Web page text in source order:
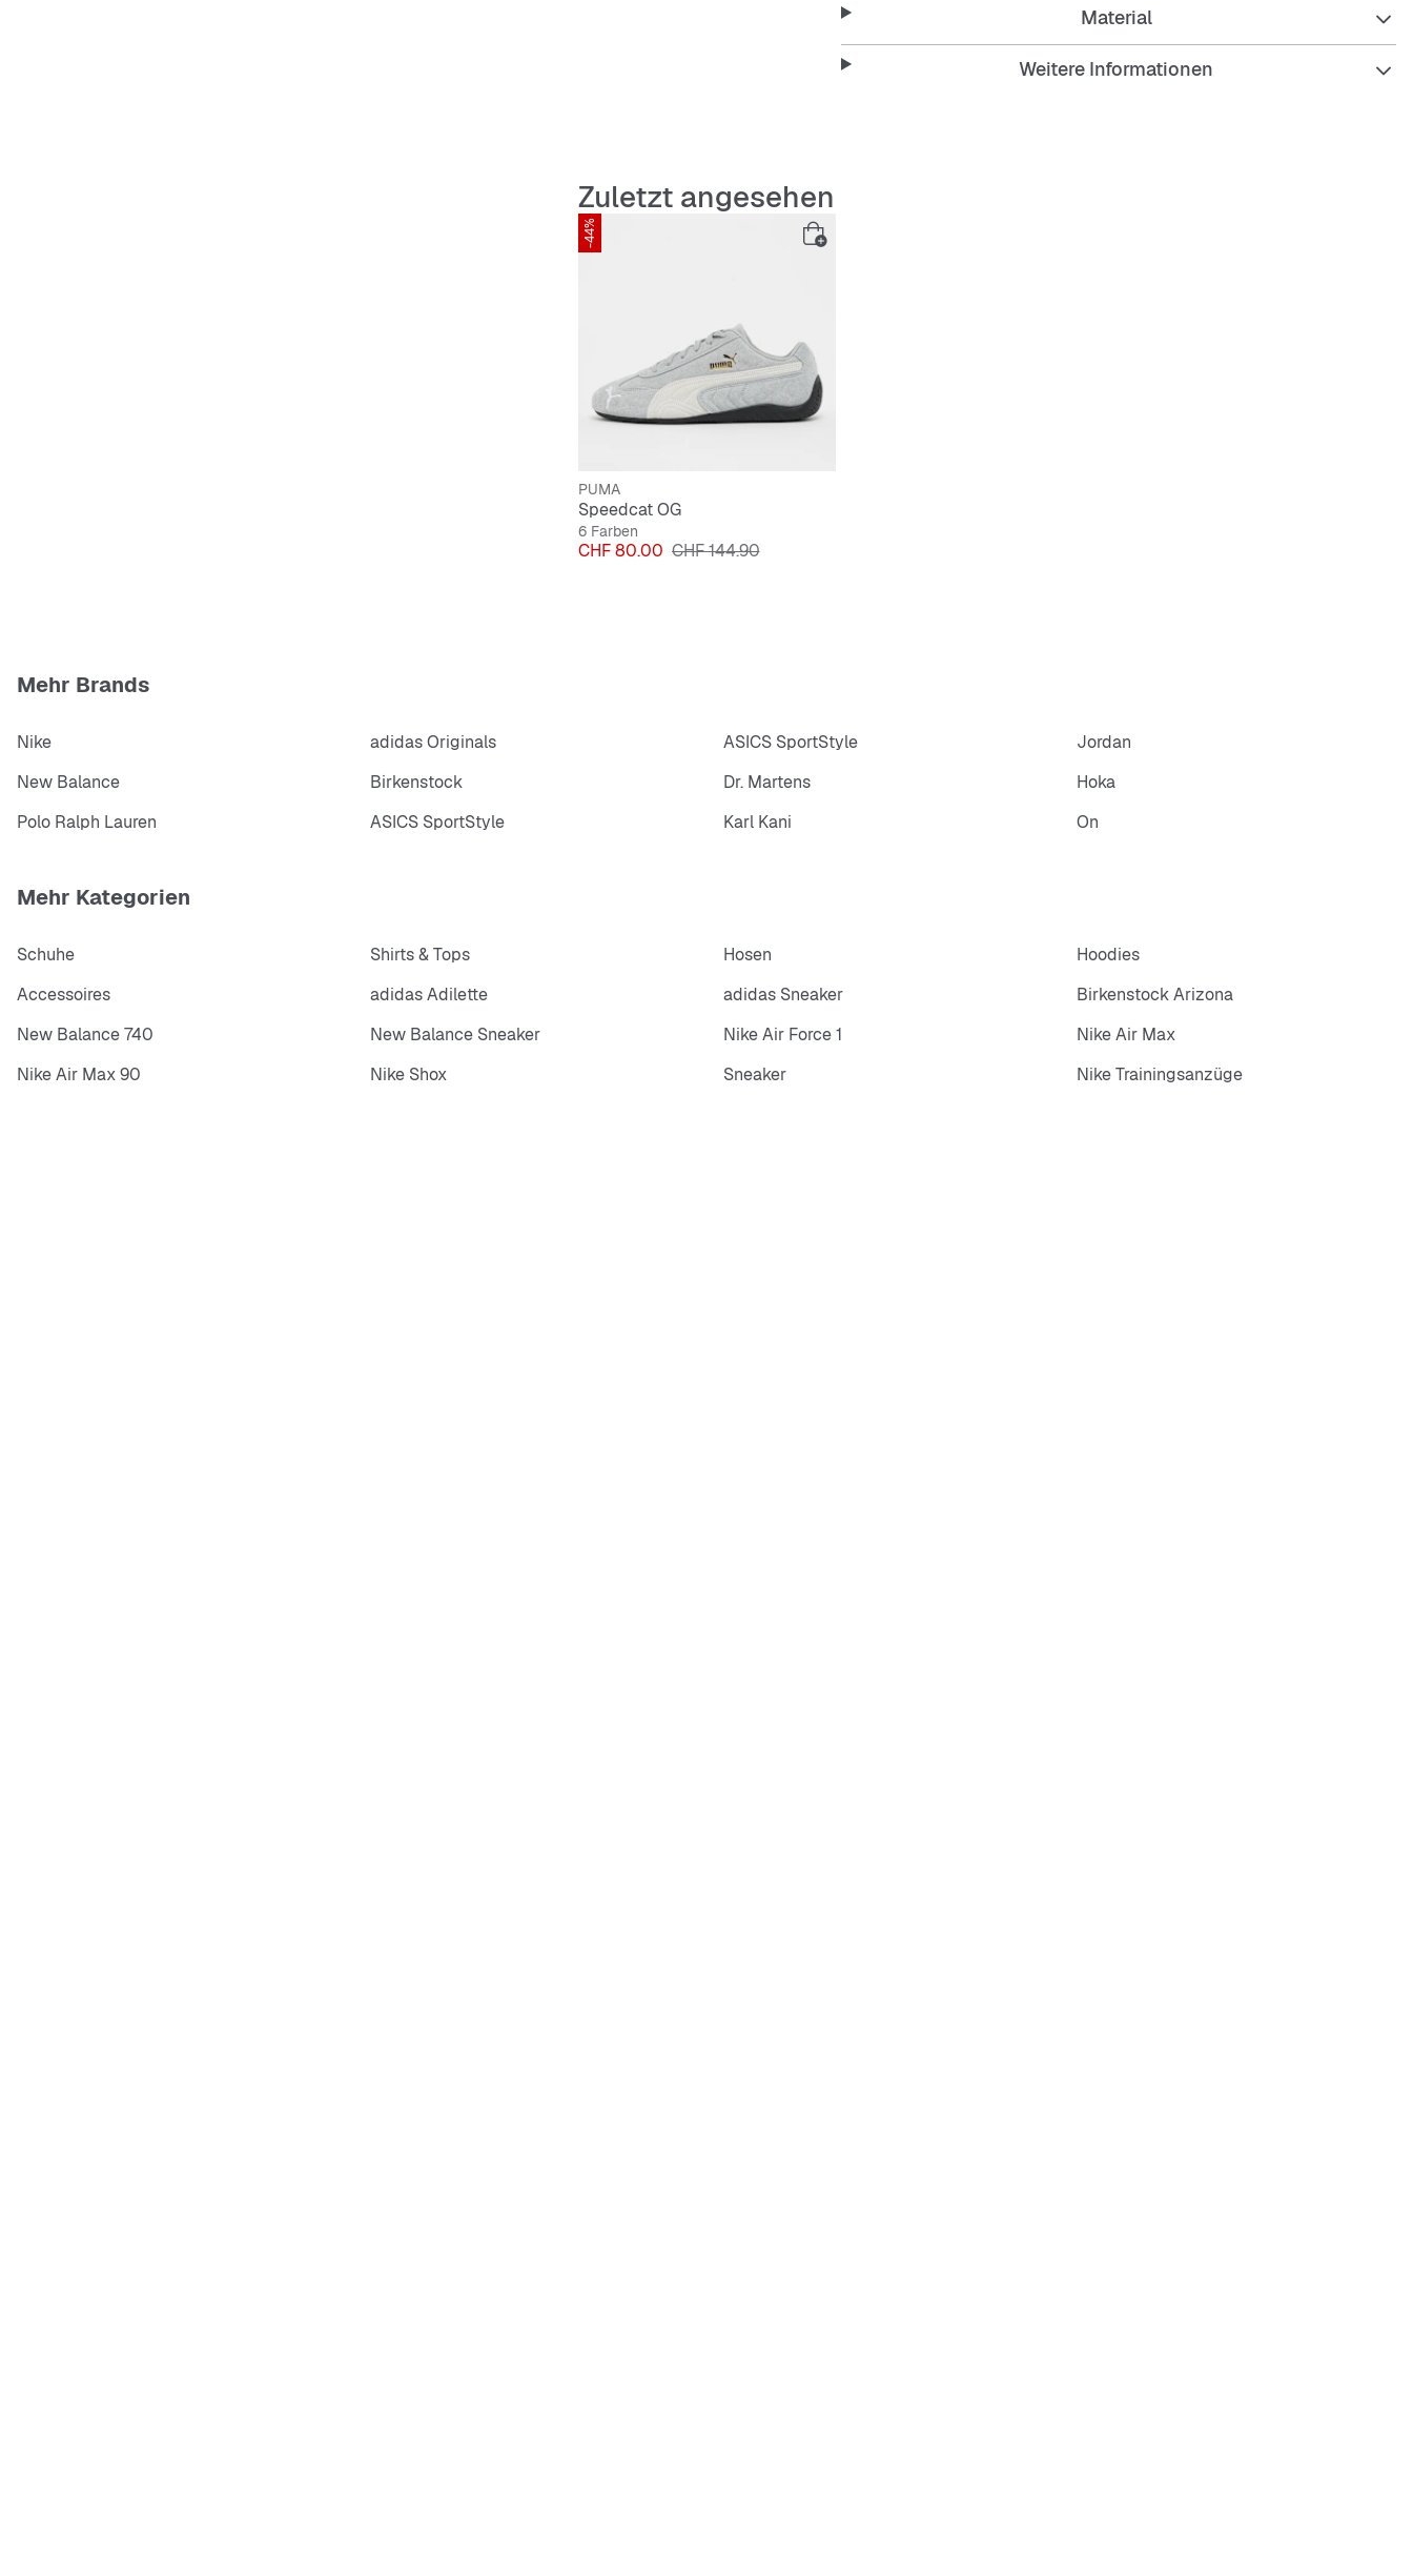
Features: Material
Weitere Informationen
Zuletzt angesehen
-44%
PUMA
Speedcat OG
6 Farben
Preis
CHF 80.00 Originalpreis
CHF 144.90
Mehr Brands
Nike adidas Originals ASICS SportStyle
Jordan
New Balance
Birkenstock Dr. Martens
Hoka
Polo Ralph Lauren
ASICS SportStyle Karl Kani On
Mehr Kategorien
Schuhe Shirts & Tops Hosen
Hoodies
Accessoires
adidas Adilette adidas Sneaker
Birkenstock Arizona
New Balance 740
New Balance Sneaker Nike Air Force 1
Nike Air Max
Nike Air Max 90
Nike Shox Sneaker Nike Trainingsanzüge